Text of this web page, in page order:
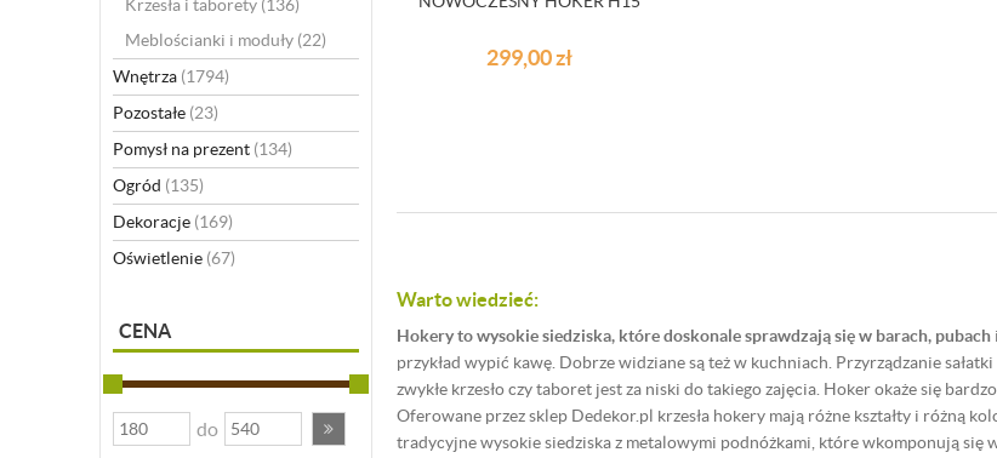
Krzesła i taborety (136)
Meblościanki i moduły (22)
Wnętrza (1794)
Pozostałe (23)
Pomysł na prezent (134)
Ogród (135)
Dekoracje (169)
Oświetlenie (67)
CENA
do
299,00zł
Warto wiedzieć:
Hokery to wysokie siedziska, które doskonale sprawdzają się w barach, pubach
przykład wypić kawę. Dobrze widziane są też w kuchniach. Przyrządzanie
zwykłe krzesło czy taboret jest za niski do takiego zajęcia. Hoker okaże się
Oferowane przez sklep Dedekor.pl krzesła hokery mają różne kształty i różną
tradycyjne wysokie siedziska z metalowymi podnóżkami, które wkomponują